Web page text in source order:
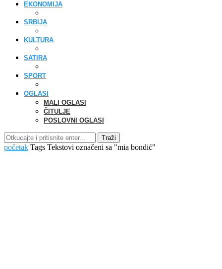
EKONOMIJA
SRBIJA
KULTURA
SATIRA
SPORT
OGLASI
MALI OGLASI
ČITULJE
POSLOVNI OGLASI
Traži
početak Tags Tekstovi označeni sa "mia bondić"